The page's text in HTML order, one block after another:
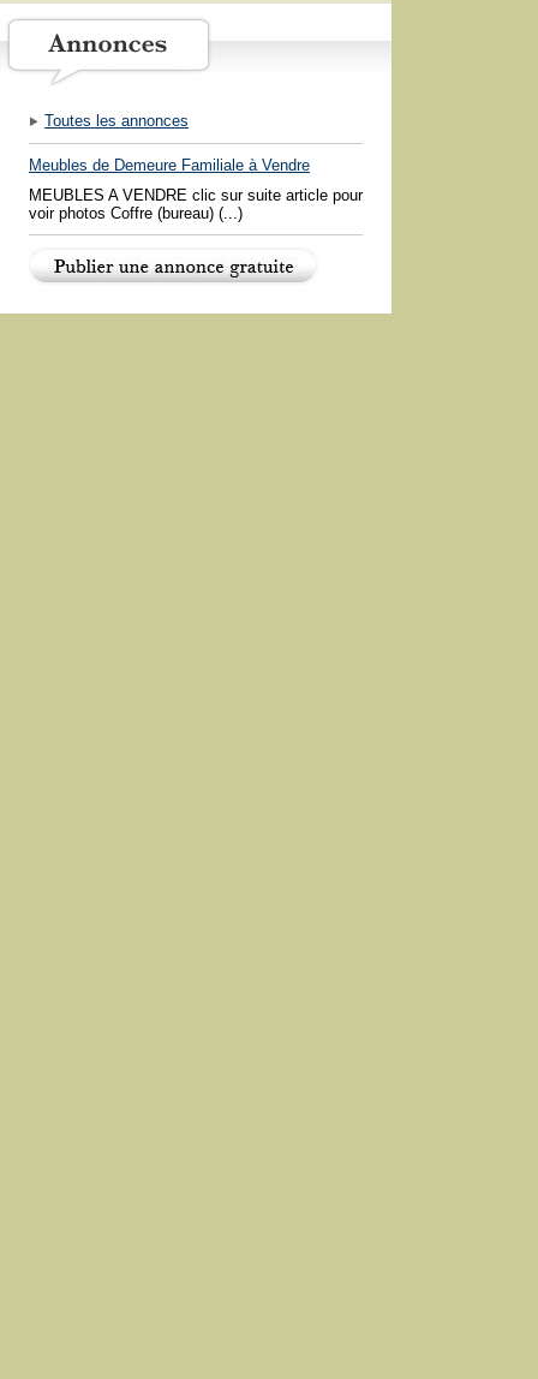
Toutes les annonces
Meubles de Demeure Familiale à Vendre
MEUBLES A VENDRE clic sur suite article pour
voir photos Coffre (bureau) (...)